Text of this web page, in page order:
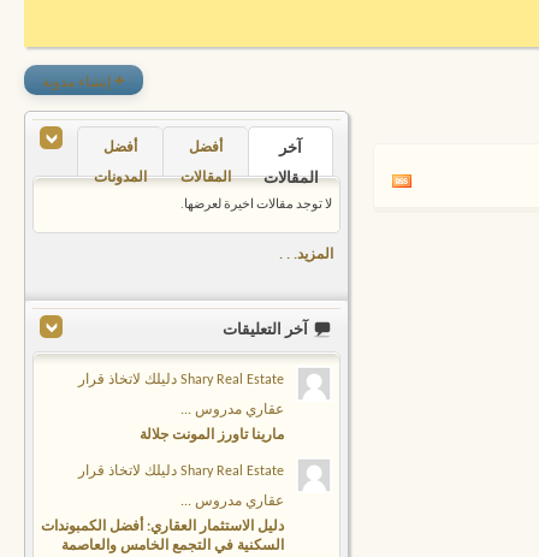
+ إنشاء مدونة
آخر
المقالات
أفضل
المقالات
أفضل
المدونات
لا توجد مقالات اخيرة لعرضها.
المزيد. . .
آخر التعليقات
Shary Real Estate دليلك لاتخاذ قرار
عقاري مدروس ...
مارينا تاورز المونت جلالة
Shary Real Estate دليلك لاتخاذ قرار
عقاري مدروس ...
دليل الاستثمار العقاري: أفضل الكمبوندات
السكنية في التجمع الخامس والعاصمة